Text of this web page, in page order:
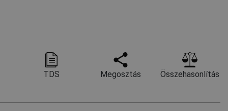
TDS Megosztás Összehasonlítás